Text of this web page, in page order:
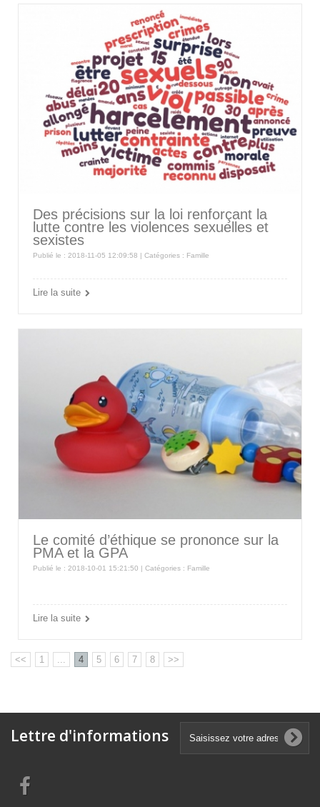
Des précisions sur la loi renforçant la
lutte contre les violences sexuelles et
sexistes
Publié le : 2018-11-05 12:09:58 | Catégories : Famille
Lire la suite
Le comité d’éthique se prononce sur la
PMA et la GPA
Publié le : 2018-10-01 15:21:50 | Catégories : Famille
Lire la suite
<< 1 ... 4 5 6 7 8 >>
Lettre d'informations